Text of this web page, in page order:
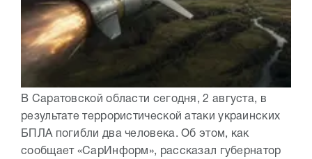
В Саратовской области сегодня, 2 августа, в
результате террористической атаки украинских
БПЛА погибли два человека. Об этом, как
сообщает «СарИнформ», рассказал губернатор